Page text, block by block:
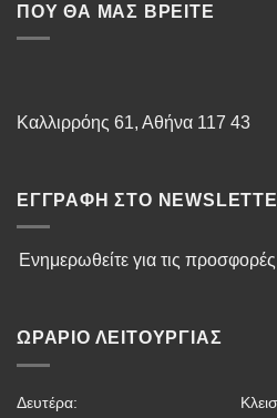
ΠΟΥ ΘΑ ΜΑΣ ΒΡΕΊΤΕ
Καλλιρρόης 61, Αθήνα 117 43
ΕΓΓΡΑΦΉ ΣΤΟ
Ενημερωθείτε για τις
ΩΡΆΡΙΟ ΛΕΙΤΟΥΡΓΊΑΣ
Δευτέρα: